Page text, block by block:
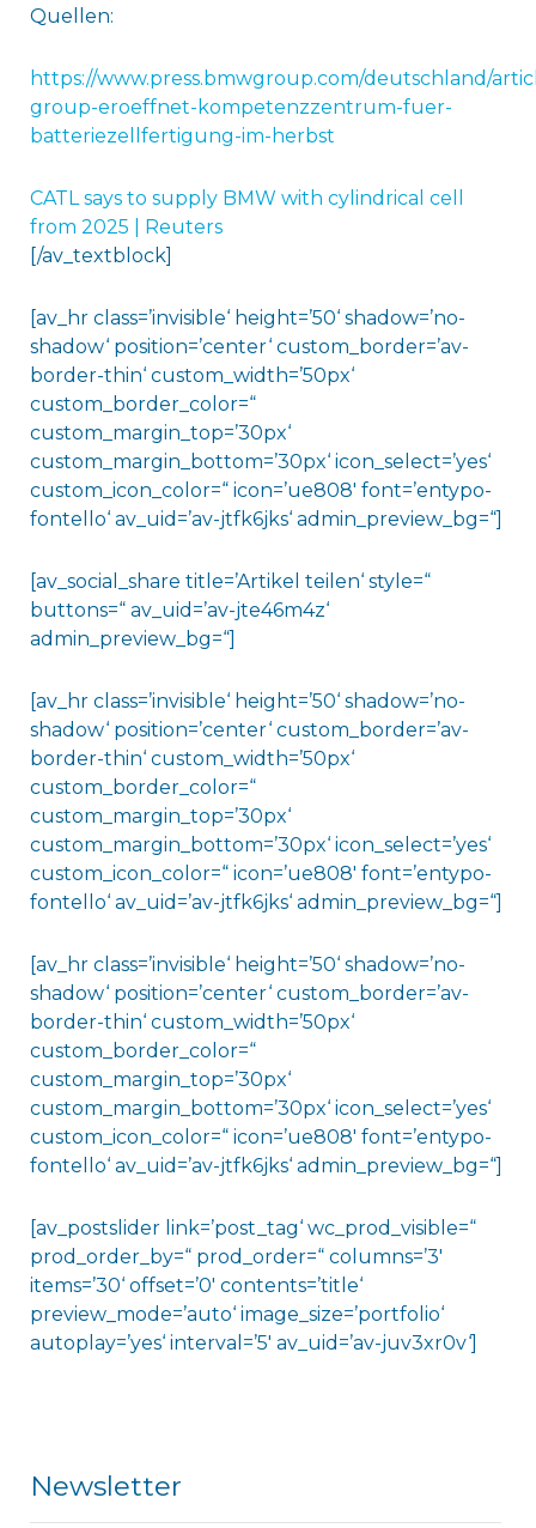
Quellen:
https://www.press.bmwgroup.com/deutschland/
group-eroeffnet-kompetenzzentrum-fuer-
batteriezellfertigung-im-herbst
CATL says to supply BMW with cylindrical cell
from 2025 | Reuters
[/av_textblock]
[av_hr class=’invisible‘ height=’50‘ shadow=’no-
shadow‘ position=’center‘ custom_border=’av-
border-thin‘ custom_width=’50px‘
custom_border_color=“
custom_margin_top=’30px‘
custom_margin_bottom=’30px‘ icon_select=’yes‘
custom_icon_color=“ icon=’ue808′ font=’entypo-
fontello‘ av_uid=’av-jtfk6jks‘ admin_preview_bg=“]
[av_social_share title=’Artikel teilen‘ style=“
buttons=“ av_uid=’av-jte46m4z‘
admin_preview_bg=“]
[av_hr class=’invisible‘ height=’50‘ shadow=’no-
shadow‘ position=’center‘ custom_border=’av-
border-thin‘ custom_width=’50px‘
custom_border_color=“
custom_margin_top=’30px‘
custom_margin_bottom=’30px‘ icon_select=’yes‘
custom_icon_color=“ icon=’ue808′ font=’entypo-
fontello‘ av_uid=’av-jtfk6jks‘ admin_preview_bg=“]
[av_hr class=’invisible‘ height=’50‘ shadow=’no-
shadow‘ position=’center‘ custom_border=’av-
border-thin‘ custom_width=’50px‘
custom_border_color=“
custom_margin_top=’30px‘
custom_margin_bottom=’30px‘ icon_select=’yes‘
custom_icon_color=“ icon=’ue808′ font=’entypo-
fontello‘ av_uid=’av-jtfk6jks‘ admin_preview_bg=“]
[av_postslider link=’post_tag‘ wc_prod_visible=“
prod_order_by=“ prod_order=“ columns=’3′
items=’30‘ offset=’0′ contents=’title‘
preview_mode=’auto‘ image_size=’portfolio‘
autoplay=’yes‘ interval=’5′ av_uid=’av-juv3xr0v‘]
Newsletter